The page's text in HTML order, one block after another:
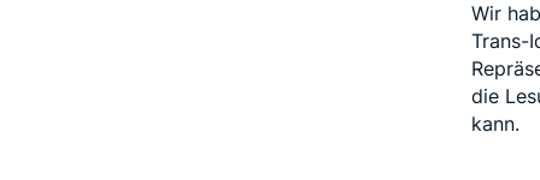
Wir
Trans-
die
kann.